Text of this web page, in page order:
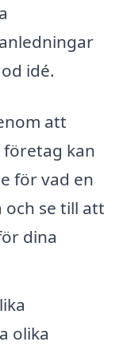
idé.
att
kan
för vad en
och se till att
dina
olika